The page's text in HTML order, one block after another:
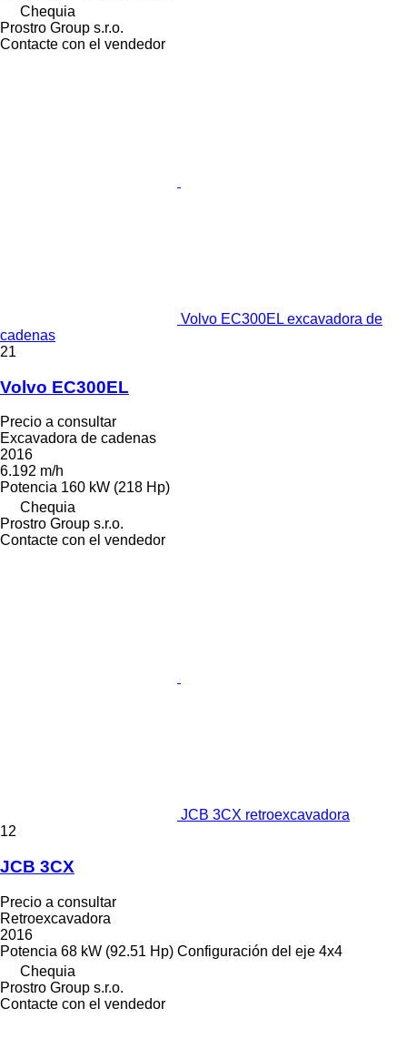
Chequia
Prostro Group s.r.o.
Contacte con el vendedor
Volvo EC300EL excavadora de
cadenas
21
Volvo EC300EL
Precio a consultar
Excavadora de cadenas
2016
6.192 m/h
Potencia 160 kW (218 Hp)
Chequia
Prostro Group s.r.o.
Contacte con el vendedor
JCB 3CX retroexcavadora
12
JCB 3CX
Precio a consultar
Retroexcavadora
2016
Potencia 68 kW (92.51 Hp) Configuración del eje 4x4
Chequia
Prostro Group s.r.o.
Contacte con el vendedor